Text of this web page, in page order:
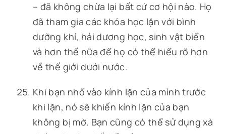
– đã không chừa lại bất cứ cơ hội nào. Họ
đã tham gia các khóa học lặn với bình
dưỡng khí, hải dương học, sinh vật biển
và hơn thế nữa để họ có thể hiểu rõ hơn
về thế giới dưới nước.
Khi bạn nhổ vào kính lặn của mình trước
khi lặn, nó sẽ khiến kính lặn của bạn
không bị mờ. Bạn cũng có thể sử dụng xà